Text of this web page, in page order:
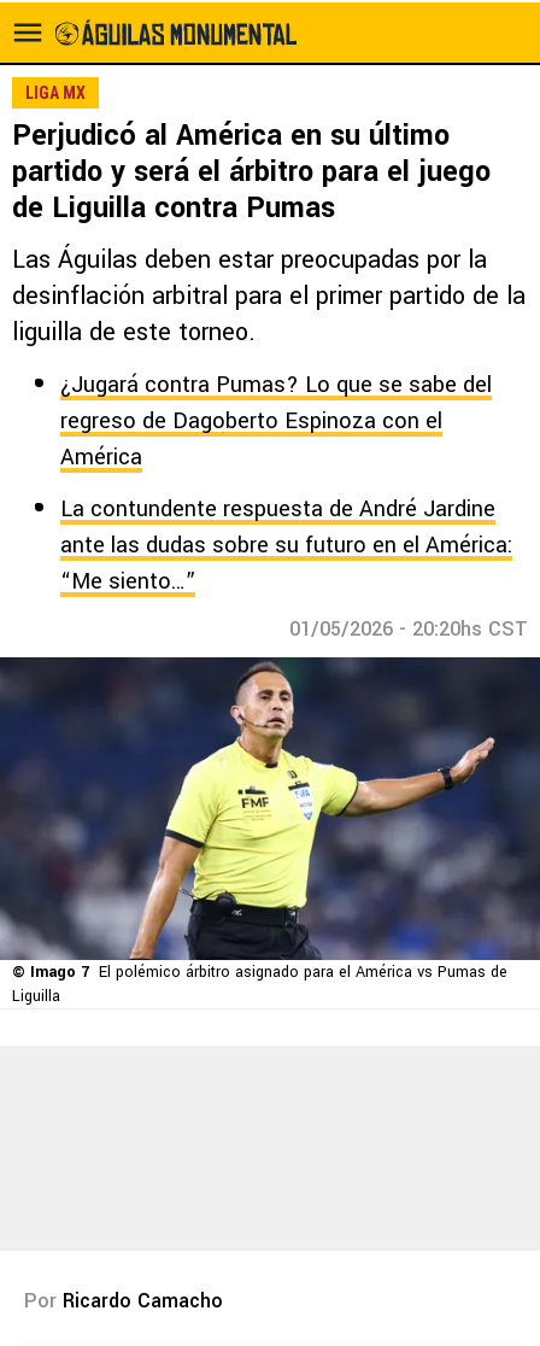
LIGA MX
Perjudicó al América en su último
partido y será el árbitro para el juego
de Liguilla contra Pumas
Las Águilas deben estar preocupadas por la
desinflación arbitral para el primer partido de la
liguilla de este torneo.
¿Jugará contra Pumas? Lo que se sabe del
regreso de Dagoberto Espinoza con el
América
La contundente respuesta de André Jardine
ante las dudas sobre su futuro en el América:
“Me siento…”
01/05/2026 - 20:20hs CST
© Imago 7 El polémico árbitro asignado para el América vs Pumas de
Liguilla
Por Ricardo Camacho